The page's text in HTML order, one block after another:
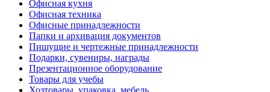
Офисная кухня
Офисная техника
Офисные принадлежности
Папки и архивация документов
Пишущие и чертежные принадлежности
Подарки, сувениры, награды
Презентационное оборудование
Товары для учебы
Хозтовары, упаковка, мебель